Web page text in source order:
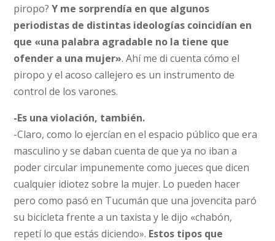
piropo?Y me sorprendía en que algunos
periodistas de distintas ideologías coincidían en
que «una palabra agradable no la tiene que
ofender a una mujer». Ahí me di cuenta cómo el
piropo y el acoso callejero es un instrumento de
control de los varones.
-Es una violación, también.
-Claro, como lo ejercían en el espacio público que era
masculino y se daban cuenta de que ya no iban a
poder circular impunemente como jueces que dicen
cualquier idiotez sobre la mujer. Lo pueden hacer
pero como pasó en Tucumán que una jovencita paró
su bicicleta frente a un taxista y le dijo «chabón,
repetí lo que estás diciendo». Estos tipos que